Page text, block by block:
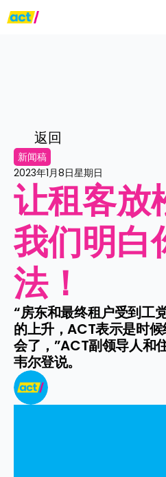
返回
新闻稿
2023年1月8日星期日
让租客放
我们明白
法！
“房东和最终租户受到工
的上升，ACT表示是时
会了，”ACT副领导人和
韦尔登说。